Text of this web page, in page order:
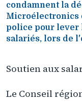
condamnent la
Microélectronics
police pour lever
salariés, lors de
Soutien aux
Le Conseil